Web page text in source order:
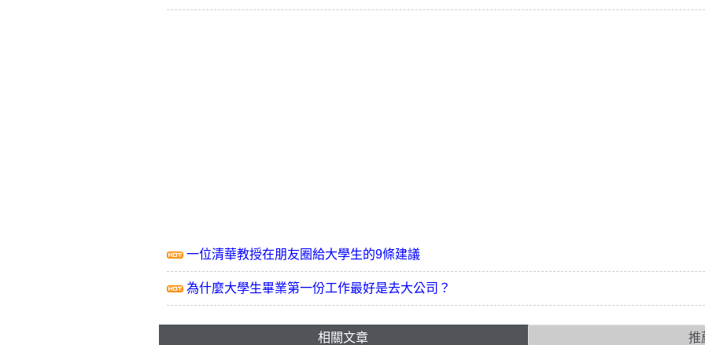
一位清華教授在朋友圈給大學生的9條建議
為什麼大學生畢業第一份工作最好是去大公司？
相關文章 推